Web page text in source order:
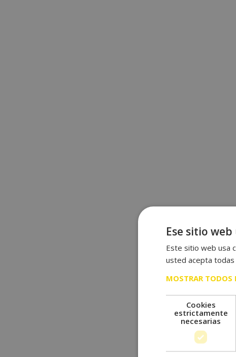
Ese sitio
Este sitio web usa
usted acepta todas
MOSTRAR TODOS
Cookies
estrictamente
necesarias